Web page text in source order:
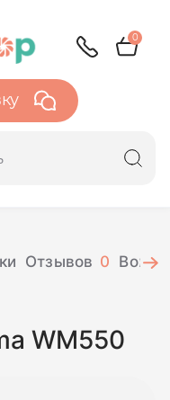
0
Отзывов 0
WM550